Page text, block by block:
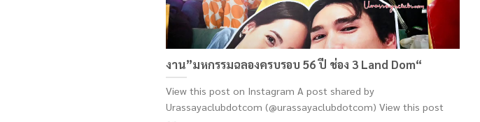
งาน”มหกรรมฉลองครบรอบ 56 ปี ช่อง 3 Land Dom“
View this post on Instagram A post shared by
Urassayaclubdotcom (@urassayaclubdotcom) View this post